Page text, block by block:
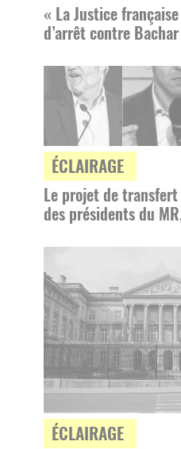
« La Justice
d’arrêt contre
ÉCLAIRAGE
Le projet de
des présidents du
ÉCLAIRAGE